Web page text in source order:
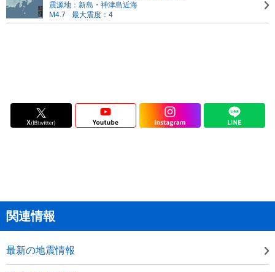
震源地：新島・神津島近海
M4.7
最大震度：4
関連情報
最新の地震情報